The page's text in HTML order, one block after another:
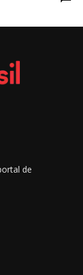
de